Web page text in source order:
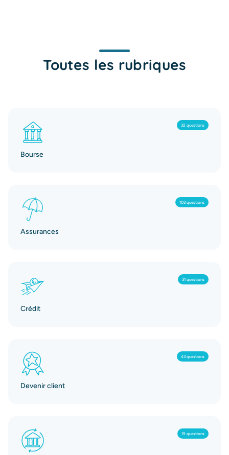
Toutes les rubriques
32 questions
Bourse
103 questions
Assurances
31 questions
Crédit
43 questions
Devenir client
19 questions